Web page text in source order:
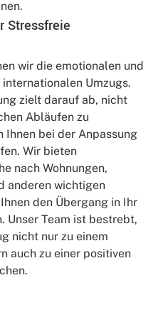
Stressfreie
wir die emotionalen und
Umzugs.
zielt darauf ab, nicht
Abläufen zu
Ihnen bei der Anpassung
Wir bieten
nach Wohnungen,
anderen wichtigen
den Übergang in Ihr
Unser Team ist bestrebt,
nicht nur zu einem
auch zu einer positiven